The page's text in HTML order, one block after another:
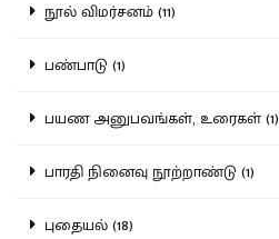
நூல் விமர்சனம் (11)
பண்பாடு (1)
பயண அனுபவங்கள், உரைகள் (1)
பாரதி நினைவு நூற்றாண்டு (1)
புதையல் (18)